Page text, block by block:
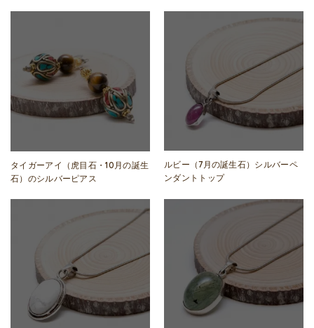
タイガーアイ（虎目石・10月の誕生
石）のシルバーピアス
ルビー（7月の誕生石）シルバーペ
ンダントトップ